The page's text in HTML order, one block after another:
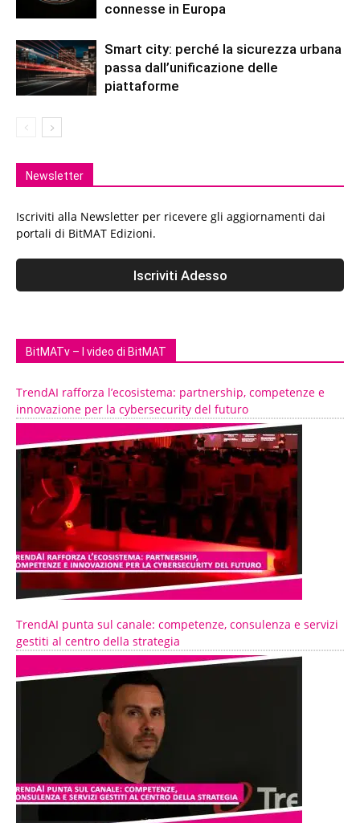
connesse in Europa
Smart city: perché la sicurezza urbana
passa dall’unificazione delle
piattaforme
Newsletter
Iscriviti alla Newsletter per ricevere gli aggiornamenti dai
portali di BitMAT Edizioni.
BitMATv – I video di BitMAT
TrendAI rafforza l’ecosistema: partnership, competenze e
innovazione per la cybersecurity del futuro
TrendAI punta sul canale: competenze, consulenza e servizi
gestiti al centro della strategia